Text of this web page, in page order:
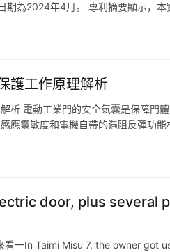
為2024年4月。 專利摘要顯示，本
護工作原理解析
析 電動工業門的安全氣囊是保障門
應靈敏度和電機自帶的遇阻反彈功
door, plus several
看一In Taimi Misu 7, the owner